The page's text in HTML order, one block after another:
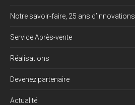
Notre savoir-faire, 25 ans d’innovations
Service Après-vente
Réalisations
Devenez partenaire
Actualité